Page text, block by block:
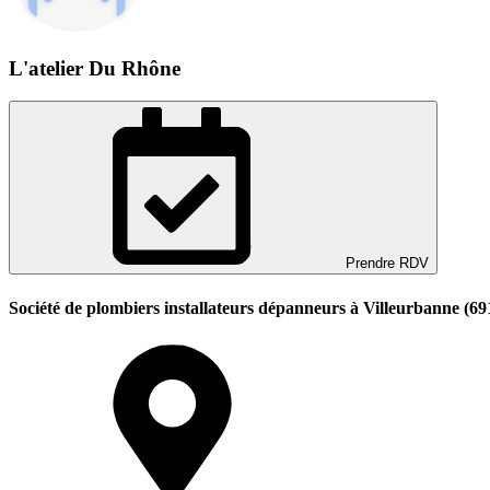
L'atelier Du Rhône
Prendre RDV
Société de plombiers installateurs dépanneurs à Villeurbanne